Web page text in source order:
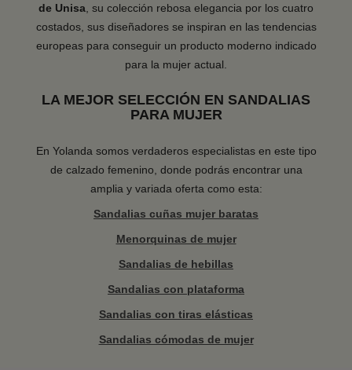
de Unisa , su colección rebosa elegancia por los cuatro
costados, sus diseñadores se inspiran en las tendencias
europeas para conseguir un producto moderno indicado
para la mujer actual.
LA MEJOR SELECCIÓN EN SANDALIAS
PARA MUJER
En Yolanda somos verdaderos especialistas en este tipo
de calzado femenino, donde podrás encontrar una
amplia y variada oferta como esta:
Sandalias cuñas mujer baratas
Menorquinas de mujer
Sandalias de hebillas
Sandalias con plataforma
Sandalias con tiras elásticas
Sandalias cómodas de mujer